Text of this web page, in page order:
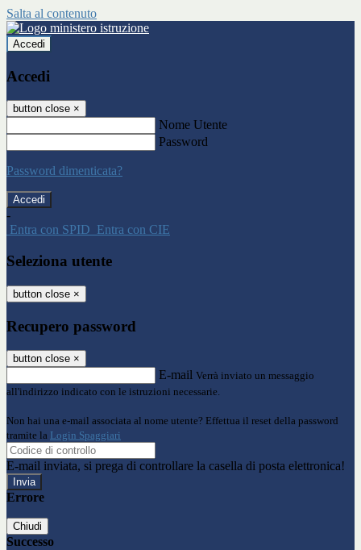
Salta al contenuto
Accedi
Accedi
button close ×
Nome Utente
Password
Password dimenticata?
-
Entra con SPID Entra con CIE
Seleziona utente
button close ×
Recupero password
button close ×
E-mail Verrà inviato un messaggio
all'indirizzo indicato con le istruzioni necessarie.
Non hai una e-mail associata al nome utente? Effettua il reset della password
tramite la Login Spaggiari
E-mail inviata, si prega di controllare la casella di posta elettronica!
Errore
Chiudi
Successo